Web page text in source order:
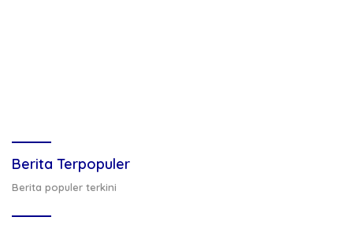
Berita Terpopuler
Berita populer terkini